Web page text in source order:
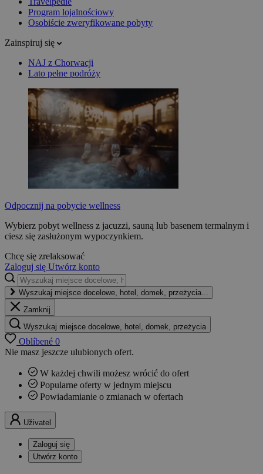
Program lojalnościowy
Osobiście zweryfikowane pobyty
Zainspiruj się
NAJ z Chorwacji
Lato pełne podróży
Odpocznij na pobycie wellness
Wybierz pobyt wellness z jacuzzi, sauną lub basenem termalnym i
ciesz się zasłużonym wypoczynkiem.
Chcę się zrelaksować
Zaloguj się Utwórz konto
Wyszukaj miejsce docelowe, hotel, domek, przeżycia...
Zamknij
Wyszukaj miejsce docelowe, hotel, domek, przeżycia
Oblíbené 0
Nie masz jeszcze ulubionych ofert.
W każdej chwili możesz wrócić do ofert
Popularne oferty w jednym miejscu
Powiadamianie o zmianach w ofertach
Uživatel
Zaloguj się
Utwórz konto